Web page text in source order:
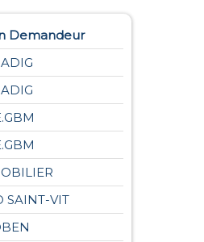
Demandeur
SAINT-VIT